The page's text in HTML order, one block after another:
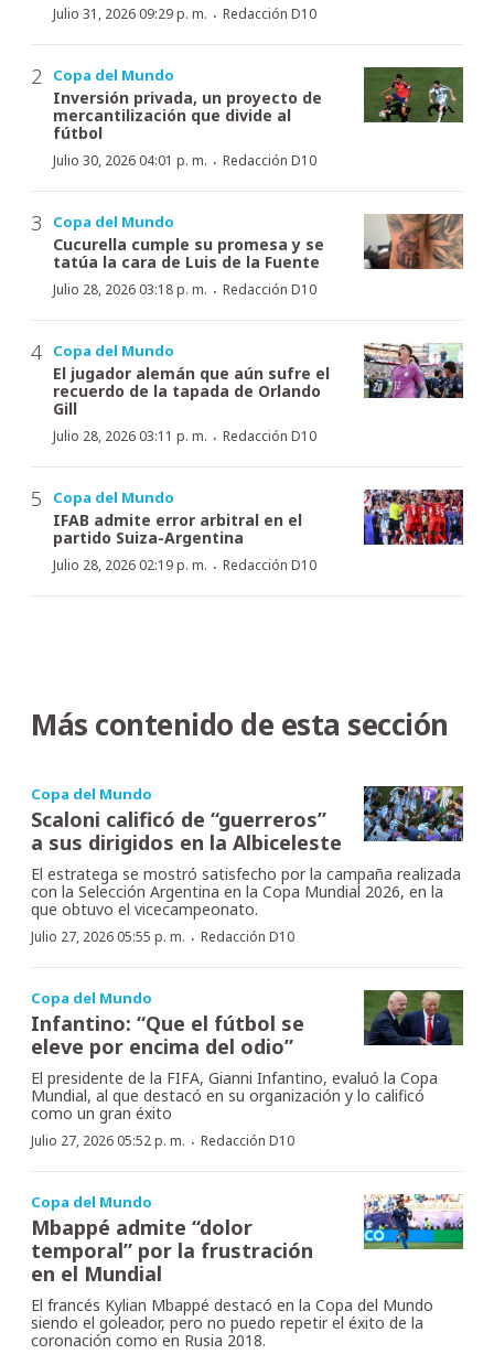
Julio 31, 2026 09:29 p. m. · Redacción D10
Copa del Mundo
Inversión privada, un proyecto de
mercantilización que divide al
fútbol
Julio 30, 2026 04:01 p. m. · Redacción D10
Copa del Mundo
Cucurella cumple su promesa y se
tatúa la cara de Luis de la Fuente
Julio 28, 2026 03:18 p. m. · Redacción D10
Copa del Mundo
El jugador alemán que aún sufre el
recuerdo de la tapada de Orlando
Gill
Julio 28, 2026 03:11 p. m. · Redacción D10
Copa del Mundo
IFAB admite error arbitral en el
partido Suiza-Argentina
Julio 28, 2026 02:19 p. m. · Redacción D10
Más contenido de esta sección
Copa del Mundo
Scaloni calificó de “guerreros”
a sus dirigidos en la Albiceleste
El estratega se mostró satisfecho por la campaña realizada
con la Selección Argentina en la Copa Mundial 2026, en la
que obtuvo el vicecampeonato.
Julio 27, 2026 05:55 p. m. · Redacción D10
Copa del Mundo
Infantino: “Que el fútbol se
eleve por encima del odio”
El presidente de la FIFA, Gianni Infantino, evaluó la Copa
Mundial, al que destacó en su organización y lo calificó
como un gran éxito
Julio 27, 2026 05:52 p. m. · Redacción D10
Copa del Mundo
Mbappé admite “dolor
temporal” por la frustración
en el Mundial
El francés Kylian Mbappé destacó en la Copa del Mundo
siendo el goleador, pero no puedo repetir el éxito de la
coronación como en Rusia 2018.